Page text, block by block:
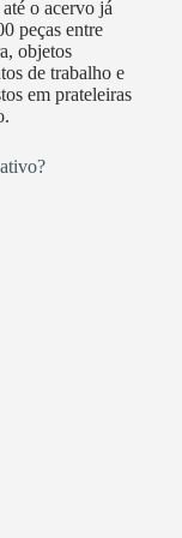
do nosso
da
debates
e
o acervo já
peças entre
objetos
de trabalho e
em prateleiras